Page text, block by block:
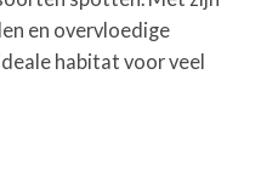
en overvloedige
habitat voor veel